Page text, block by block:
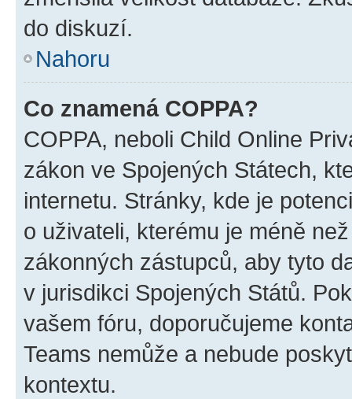
do diskuzí.
Nahoru
Co znamená COPPA?
COPPA, neboli Child Online
zákon ve Spojených Státech,
internetu. Stránky, kde je
o uživateli, kterému je méně
zákonných zástupců, aby tyto
v jurisdikci Spojených Států.
vašem fóru, doporučujeme
Teams nemůže a nebude
kontextu.